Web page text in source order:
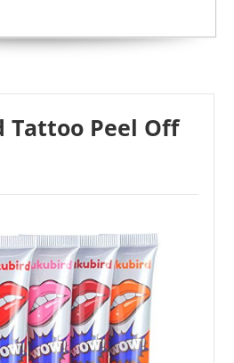
6,99 €*
PETANSY
Peel Off